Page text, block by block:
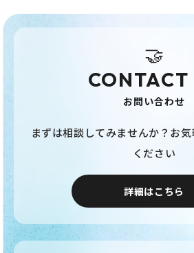
🤝
CONTACT
お問い合わせ
まずは相談してみませんか？お
ください
詳細はこちら